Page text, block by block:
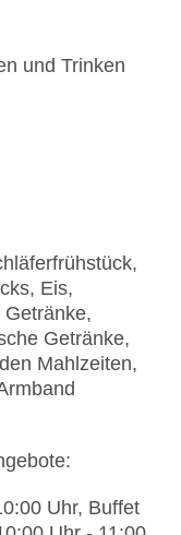
MasterCard,
Gebühr
350,
Eis,
Getränke,
Mahlzeiten,
Uhr, Buffet